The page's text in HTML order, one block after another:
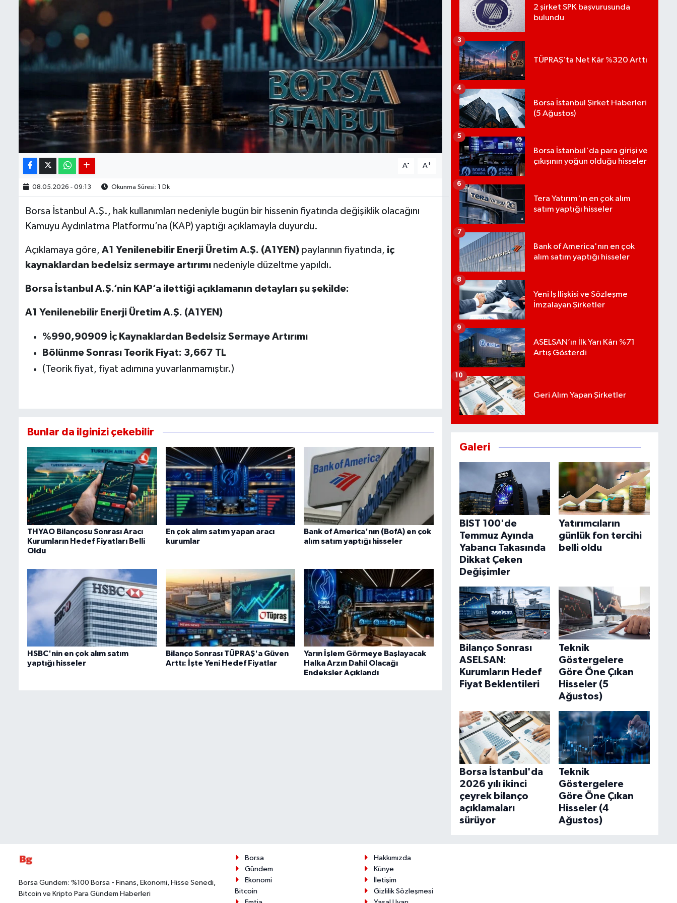
A- A+
08.05.2026 - 09:13 Okunma Süresi: 1 Dk
Borsa İstanbul A.Ş., hak kullanımları nedeniyle bugün bir hissenin fiyatında değişiklik olacağını
Kamuyu Aydınlatma Platformu’na (KAP) yaptığı açıklamayla duyurdu.
Açıklamaya göre, A1 Yenilenebilir Enerji Üretim A.Ş. (A1YEN) paylarının fiyatında, iç
kaynaklardan bedelsiz sermaye artırımı nedeniyle düzeltme yapıldı.
Borsa İstanbul A.Ş.’nin KAP’a ilettiği açıklamanın detayları şu şekilde:
A1 Yenilenebilir Enerji Üretim A.Ş. (A1YEN)
%990,90909 İç Kaynaklardan Bedelsiz Sermaye Artırımı
Bölünme Sonrası Teorik Fiyat: 3,667 TL
(Teorik fiyat, fiyat adımına yuvarlanmamıştır.)
Bunlar da ilginizi çekebilir
THYAO Bilançosu Sonrası Aracı
Kurumların Hedef Fiyatları Belli
Oldu
En çok alım satım yapan aracı
kurumlar
Bank of America'nın (BofA) en çok
alım satım yaptığı hisseler
HSBC'nin en çok alım satım
yaptığı hisseler
Bilanço Sonrası TÜPRAŞ'a Güven
Arttı: İşte Yeni Hedef Fiyatlar
Yarın İşlem Görmeye Başlayacak
Halka Arzın Dahil Olacağı
Endeksler Açıklandı
2 şirket SPK başvurusunda
bulundu
TÜPRAŞ’ta Net Kâr %320 Arttı
3
Borsa İstanbul Şirket Haberleri
(5 Ağustos)
4
Borsa İstanbul'da para girişi ve
çıkışının yoğun olduğu hisseler
5
Tera Yatırım'ın en çok alım
satım yaptığı hisseler
6
Bank of America'nın en çok
alım satım yaptığı hisseler
7
Yeni İş İlişkisi ve Sözleşme
İmzalayan Şirketler
8
ASELSAN’ın İlk Yarı Kârı %71
Artış Gösterdi
9
Geri Alım Yapan Şirketler
10
Galeri
BIST 100'de
Temmuz Ayında
Yabancı Takasında
Dikkat Çeken
Değişimler
Yatırımcıların
günlük fon tercihi
belli oldu
Bilanço Sonrası
ASELSAN:
Kurumların Hedef
Fiyat Beklentileri
Teknik
Göstergelere
Göre Öne Çıkan
Hisseler (5
Ağustos)
Borsa İstanbul'da
2026 yılı ikinci
çeyrek bilanço
açıklamaları
sürüyor
Teknik
Göstergelere
Göre Öne Çıkan
Hisseler (4
Ağustos)
Borsa Gundem: %100 Borsa - Finans, Ekonomi, Hisse Senedi,
Bitcoin ve Kripto Para Gündem Haberleri
Borsa
Hakkımızda
Gündem
Künye
Ekonomi
İletişim
Bitcoin
Gizlilik Sözleşmesi